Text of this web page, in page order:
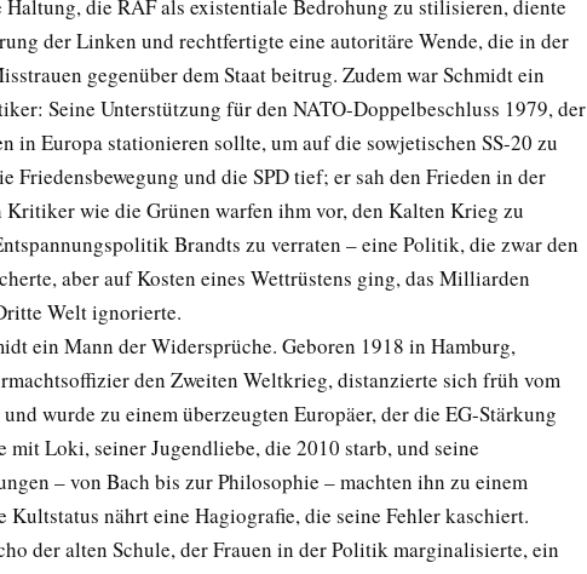
Haltung, die RAF als existentiale Bedrohung zu stilisieren, diente
der Linken und rechtfertigte eine autoritäre Wende, die in der
gegenüber dem Staat beitrug. Zudem war Schmidt ein
Seine Unterstützung für den NATO-Doppelbeschluss 1979, der
in Europa stationieren sollte, um auf die sowjetischen SS-20 zu
Friedensbewegung und die SPD tief; er sah den Frieden in der
wie die Grünen warfen ihm vor, den Kalten Krieg zu
Brandts zu verraten – eine Politik, die zwar den
aber auf Kosten eines Wettrüstens ging, das Milliarden
Welt ignorierte.
ein Mann der Widersprüche. Geboren 1918 in Hamburg,
den Zweiten Weltkrieg, distanzierte sich früh vom
wurde zu einem überzeugten Europäer, der die EG-Stärkung
mit Loki, seiner Jugendliebe, die 2010 starb, und seine
– von Bach bis zur Philosophie – machten ihn zu einem
Kultstatus nährt eine Hagiografie, die seine Fehler kaschiert.
der alten Schule, der Frauen in der Politik marginalisierte, ein